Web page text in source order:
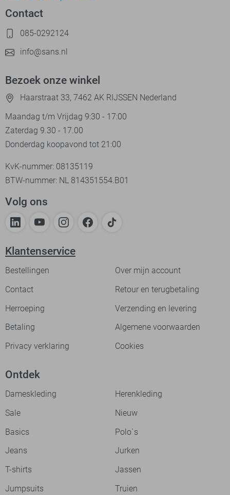
Contact
085-0292124
info@sans.nl
Bezoek onze winkel
Haarstraat 33, 7462 AK RIJSSEN Nederland
Maandag t/m Vrijdag 9:30 - 17:00
Zaterdag 9.30 - 17.00
Donderdag koopavond tot 21:00
KvK-nummer: 08135119
BTW-nummer: NL 814351554.B01
Volg ons
Klantenservice
Bestellingen
Over mijn account
Contact
Retour en terugbetaling
Herroeping
Verzending en levering
Betaling
Algemene voorwaarden
Privacy verklaring
Cookies
Ontdek
Dameskleding
Herenkleding
Sale
Nieuw
Basics
Polo`s
Jeans
Jurken
T-shirts
Jassen
Jumpsuits
Truien